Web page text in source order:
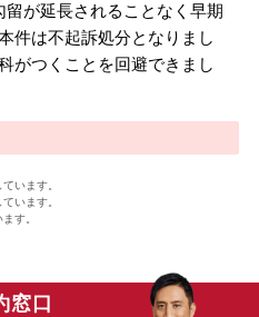
が延長されることなく早期
件は不起訴処分となりまし
がつくことを回避できまし
います。
います。
す。
窓口